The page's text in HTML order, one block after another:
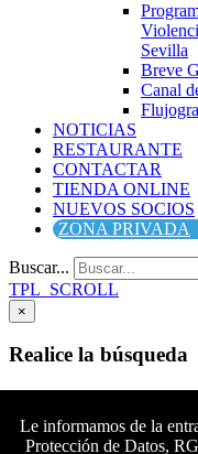
Sevilla
Breve
Canal
NOTICIAS
RESTAURANTE
CONTACTAR
TIENDA ONLINE
NUEVOS SOCIOS
ZONA PRIVADA
Buscar...
TPL_SCROLL
×
Realice la búsqueda
Le informamos de la
Protección de Datos,